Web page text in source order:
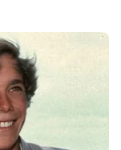
Media Siber
Kami
undang.